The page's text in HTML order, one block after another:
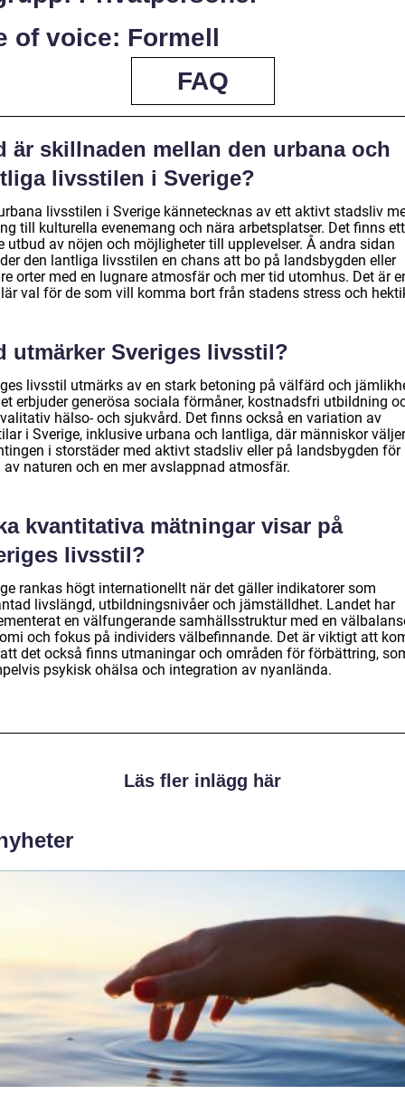
of voice: Formell
FAQ
är skillnaden mellan den urbana och
livsstilen i Sverige?
livsstilen i Sverige kännetecknas av ett aktivt stadsliv
till kulturella evenemang och nära arbetsplatser. Det finns ett
utbud av nöjen och möjligheter till upplevelser. Å andra sidan
den lantliga livsstilen en chans att bo på landsbygden eller
orter med en lugnare atmosfär och mer tid utomhus. Det är
val för de som vill komma bort från stadens stress och
utmärker Sveriges livsstil?
livsstil utmärks av en stark betoning på välfärd och
erbjuder generösa sociala förmåner, kostnadsfri utbildning
hälso- och sjukvård. Det finns också en variation av
i Sverige, inklusive urbana och lantliga, där människor
i storstäder med aktivt stadsliv eller på landsbygden för
av naturen och en mer avslappnad atmosfär.
kvantitativa mätningar visar på
livsstil?
rankas högt internationellt när det gäller indikatorer som
livslängd, utbildningsnivåer och jämställdhet. Landet har
en välfungerande samhällsstruktur med en
och fokus på individers välbefinnande. Det är viktigt att
det också finns utmaningar och områden för förbättring,
psykisk ohälsa och integration av nyanlända.
Läs fler inlägg här